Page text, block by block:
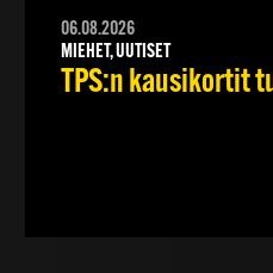
06.08.2026
MIEHET, UUTISET
TPS:n kausikortit